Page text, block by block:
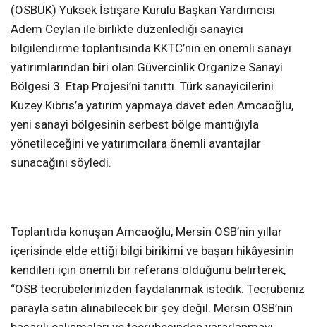
(OSBÜK) Yüksek İstişare Kurulu Başkan Yardımcısı
Adem Ceylan ile birlikte düzenlediği sanayici
bilgilendirme toplantısında KKTC’nin en önemli sanayi
yatırımlarından biri olan Güvercinlik Organize Sanayi
Bölgesi 3. Etap Projesi’ni tanıttı. Türk sanayicilerini
Kuzey Kıbrıs’a yatırım yapmaya davet eden Amcaoğlu,
yeni sanayi bölgesinin serbest bölge mantığıyla
yönetileceğini ve yatırımcılara önemli avantajlar
sunacağını söyledi.
Toplantıda konuşan Amcaoğlu, Mersin OSB’nin yıllar
içerisinde elde ettiği bilgi birikimi ve başarı hikâyesinin
kendileri için önemli bir referans olduğunu belirterek,
“OSB tecrübelerinizden faydalanmak istedik. Tecrübeniz
parayla satın alınabilecek bir şey değil. Mersin OSB’nin